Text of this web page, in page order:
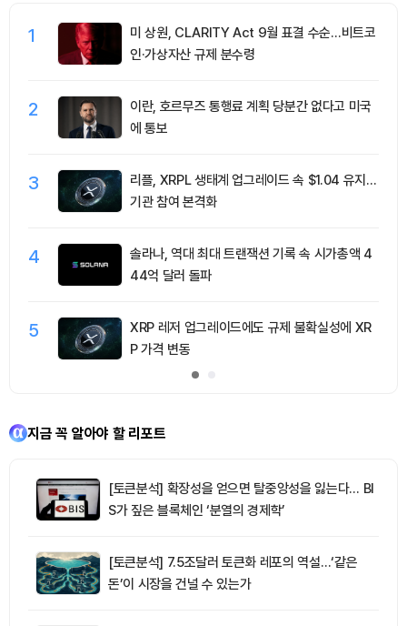
1
미 상원, CLARITY Act 9월 표결 수순…비트코
인·가상자산 규제 분수령
2
이란, 호르무즈 통행료 계획 당분간 없다고 미국
에 통보
3
리플, XRPL 생태계 업그레이드 속 $1.04 유지…
기관 참여 본격화
4
솔라나, 역대 최대 트랜잭션 기록 속 시가총액 4
44억 달러 돌파
5
XRP 레저 업그레이드에도 규제 불확실성에 XR
P 가격 변동
지금 꼭 알아야 할 리포트
[토큰분석] 확장성을 얻으면 탈중앙성을 잃는다… BI
S가 짚은 블록체인 ‘분열의 경제학’
[토큰분석] 7.5조달러 토큰화 레포의 역설…‘같은
돈’이 시장을 건널 수 있는가